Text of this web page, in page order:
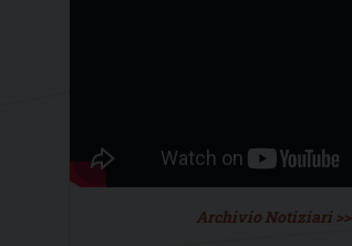
Archivio Notiziari >>